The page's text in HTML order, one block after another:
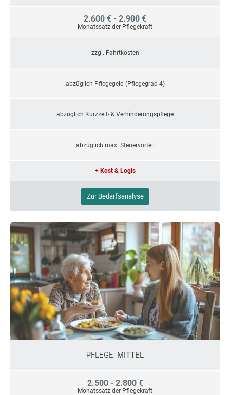
2.600 € - 2.900 €
Monatssatz der Pflegekraft
zzgl. Fahrtkosten
abzüglich Pflegegeld (Pflegegrad 4)
abzüglich Kurzzeit- & Verhinderungspflege
abzüglich max. Steuervorteil
+ Kost & Logis
Zur Bedarfsanalyse
PFLEGE: MITTEL
2.500 - 2.800 €
Monatssatz der Pflegekraft